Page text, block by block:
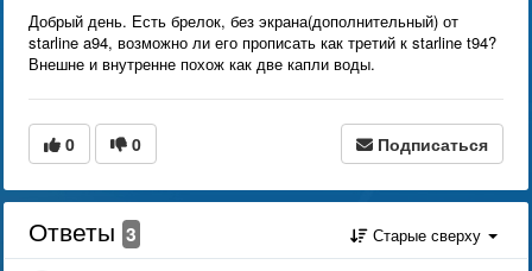
Добрый день. Есть брелок, без экрана(дополнительный) от
starline a94, возможно ли его прописать как третий к starline t94?
Внешне и внутренне похож как две капли воды.
0 0 Подписаться
Ответы 3 Старые сверху